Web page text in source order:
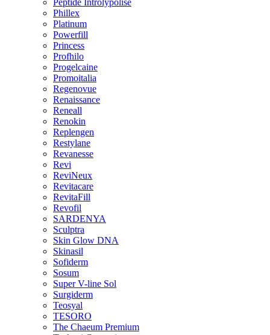
Peptide Introlypolise
Phillex
Platinum
Powerfill
Princess
Profhilo
Progelcaine
Promoitalia
Regenovue
Renaissance
Reneall
Renokin
Replengen
Restylane
Revanesse
Revi
ReviNeux
Revitacare
RevitaFill
Revofil
SARDENYA
Sculptra
Skin Glow DNA
Skinasil
Sofiderm
Sosum
Super V-line Sol
Surgiderm
Teosyal
TESORO
The Chaeum Premium